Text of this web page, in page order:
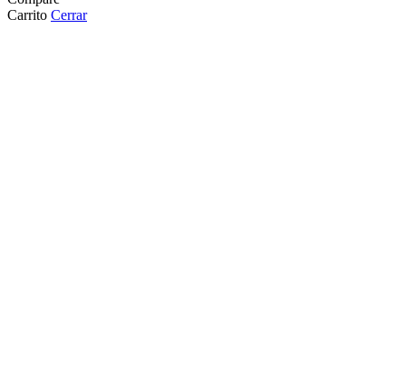
Carrito Cerrar